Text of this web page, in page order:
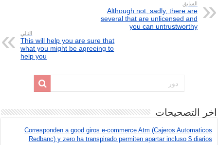
السابق
Although not, sadly, there are
several that are unlicensed and
you can untrustworthy
التالي
This will help you are sure that
what you might be agreeing to
help you
اخر التصحيحات
Corresponden a good giros e-commerce Atm (Cajeros Automaticos
Redbanc) y zero ha transpirado permiten apartar incluso $ diarios